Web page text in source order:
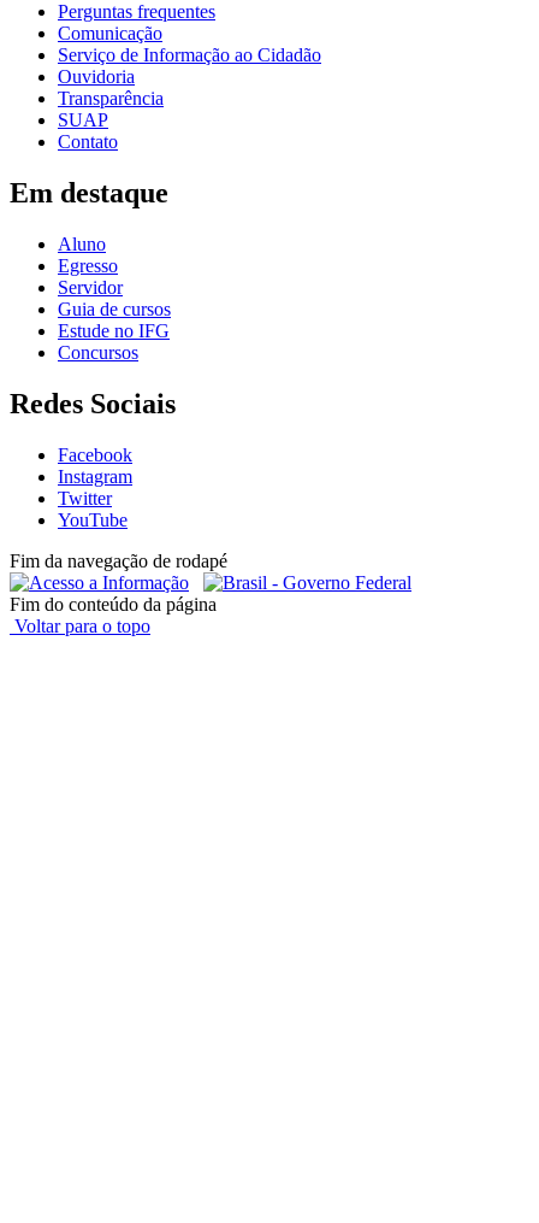
Perguntas frequentes
Comunicação
Serviço de Informação ao Cidadão
Ouvidoria
Transparência
SUAP
Contato
Em destaque
Aluno
Egresso
Servidor
Guia de cursos
Estude no IFG
Concursos
Redes Sociais
Facebook
Instagram
Twitter
YouTube
Fim da navegação de rodapé
Fim do conteúdo da página
Voltar para o topo